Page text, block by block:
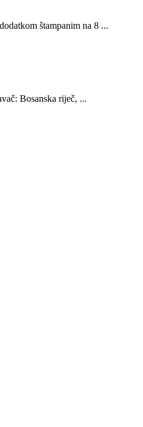
štampanim na 8 ...
Bosanska riječ, ...